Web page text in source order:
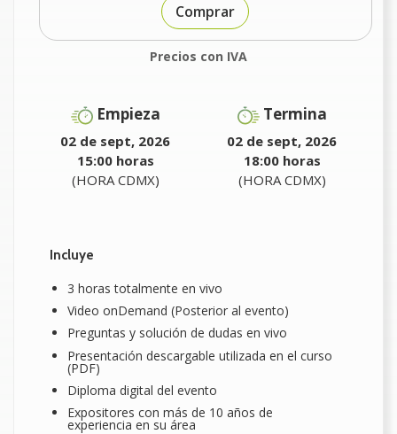
Comprar
Precios con IVA
Empieza
02 de sept, 2026
15:00 horas
(HORA CDMX)
Termina
02 de sept, 2026
18:00 horas
(HORA CDMX)
Incluye
3 horas totalmente en vivo
Video onDemand (Posterior al evento)
Preguntas y solución de dudas en vivo
Presentación descargable utilizada en el curso
(PDF)
Diploma digital del evento
Expositores con más de 10 años de
experiencia en su área